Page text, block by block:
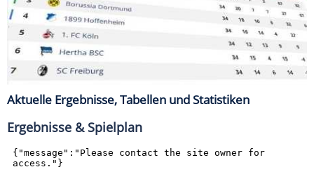
Aktuelle Ergebnisse, Tabellen und Statistiken
Ergebnisse & Spielplan